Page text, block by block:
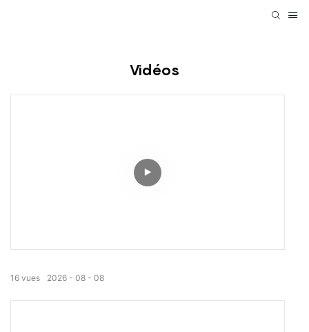
Vidéos
2026 08 08
16 vues